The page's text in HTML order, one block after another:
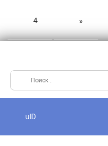
4 »
uID